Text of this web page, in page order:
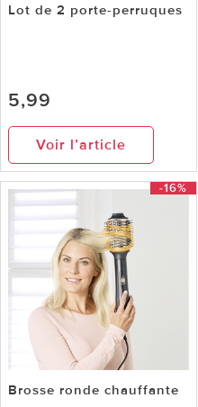
Lot de 2 porte-perruques
5,99
Voir l’article
-16%
Brosse ronde chauffante